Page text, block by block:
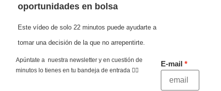
oportunidades en bolsa
Este vídeo de solo 22 minutos puede ayudarte a
tomar una decisión de la que no arrepentirte.
Apúntate a nuestra newsletter y en cuestión de
minutos lo tienes en tu bandeja de entrada 👇🏻
E-mail